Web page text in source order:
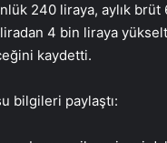
240 liraya, aylık brüt
liradan 4 bin liraya
kaydetti.
bilgileri paylaştı: